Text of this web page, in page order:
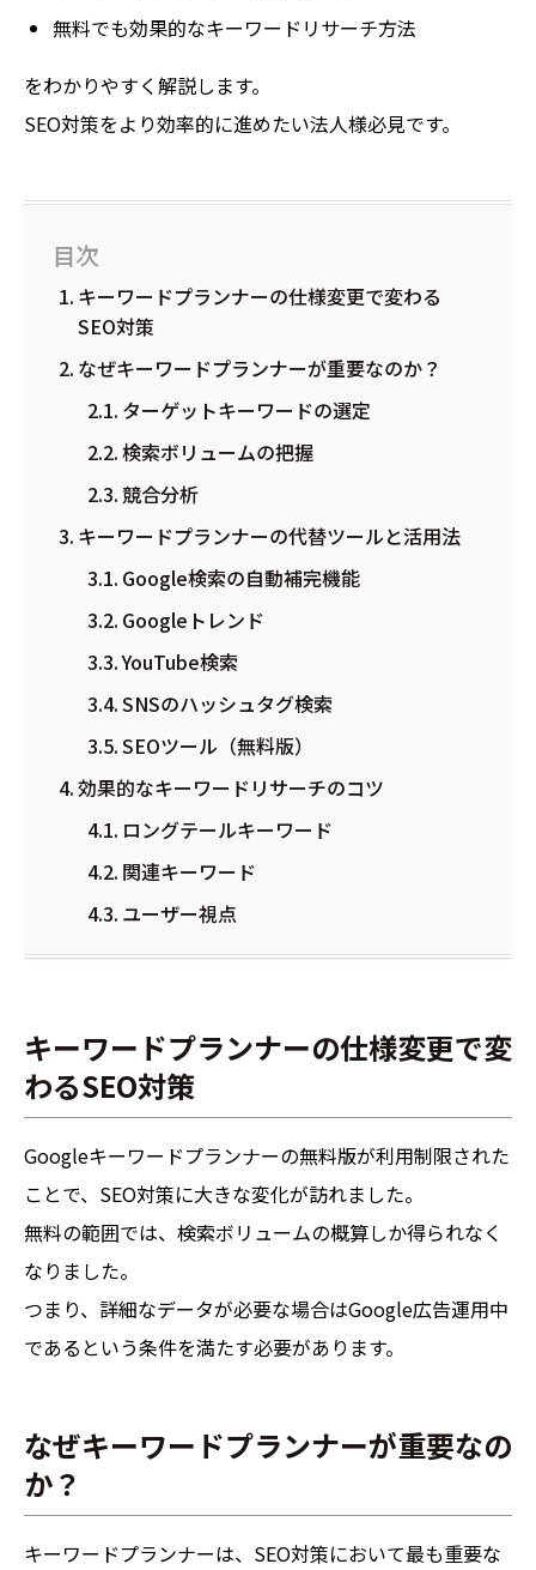
無料でも効果的なキーワードリサーチ方法
をわかりやすく解説します。
SEO対策をより効率的に進めたい法人様必見です。
目次
キーワードプランナーの仕様変更で変わる
SEO対策
なぜキーワードプランナーが重要なのか？
ターゲットキーワードの選定
検索ボリュームの把握
競合分析
キーワードプランナーの代替ツールと活用法
Google検索の自動補完機能
Googleトレンド
YouTube検索
SNSのハッシュタグ検索
SEOツール（無料版）
効果的なキーワードリサーチのコツ
ロングテールキーワード
関連キーワード
ユーザー視点
キーワードプランナーの仕様変更で変
わるSEO対策
Googleキーワードプランナーの無料版が利用制限された
ことで、SEO対策に大きな変化が訪れました。
無料の範囲では、検索ボリュームの概算しか得られなく
なりました。
つまり、詳細なデータが必要な場合はGoogle広告運用中
であるという条件を満たす必要があります。
なぜキーワードプランナーが重要なの
か？
キーワードプランナーは、SEO対策において最も重要な